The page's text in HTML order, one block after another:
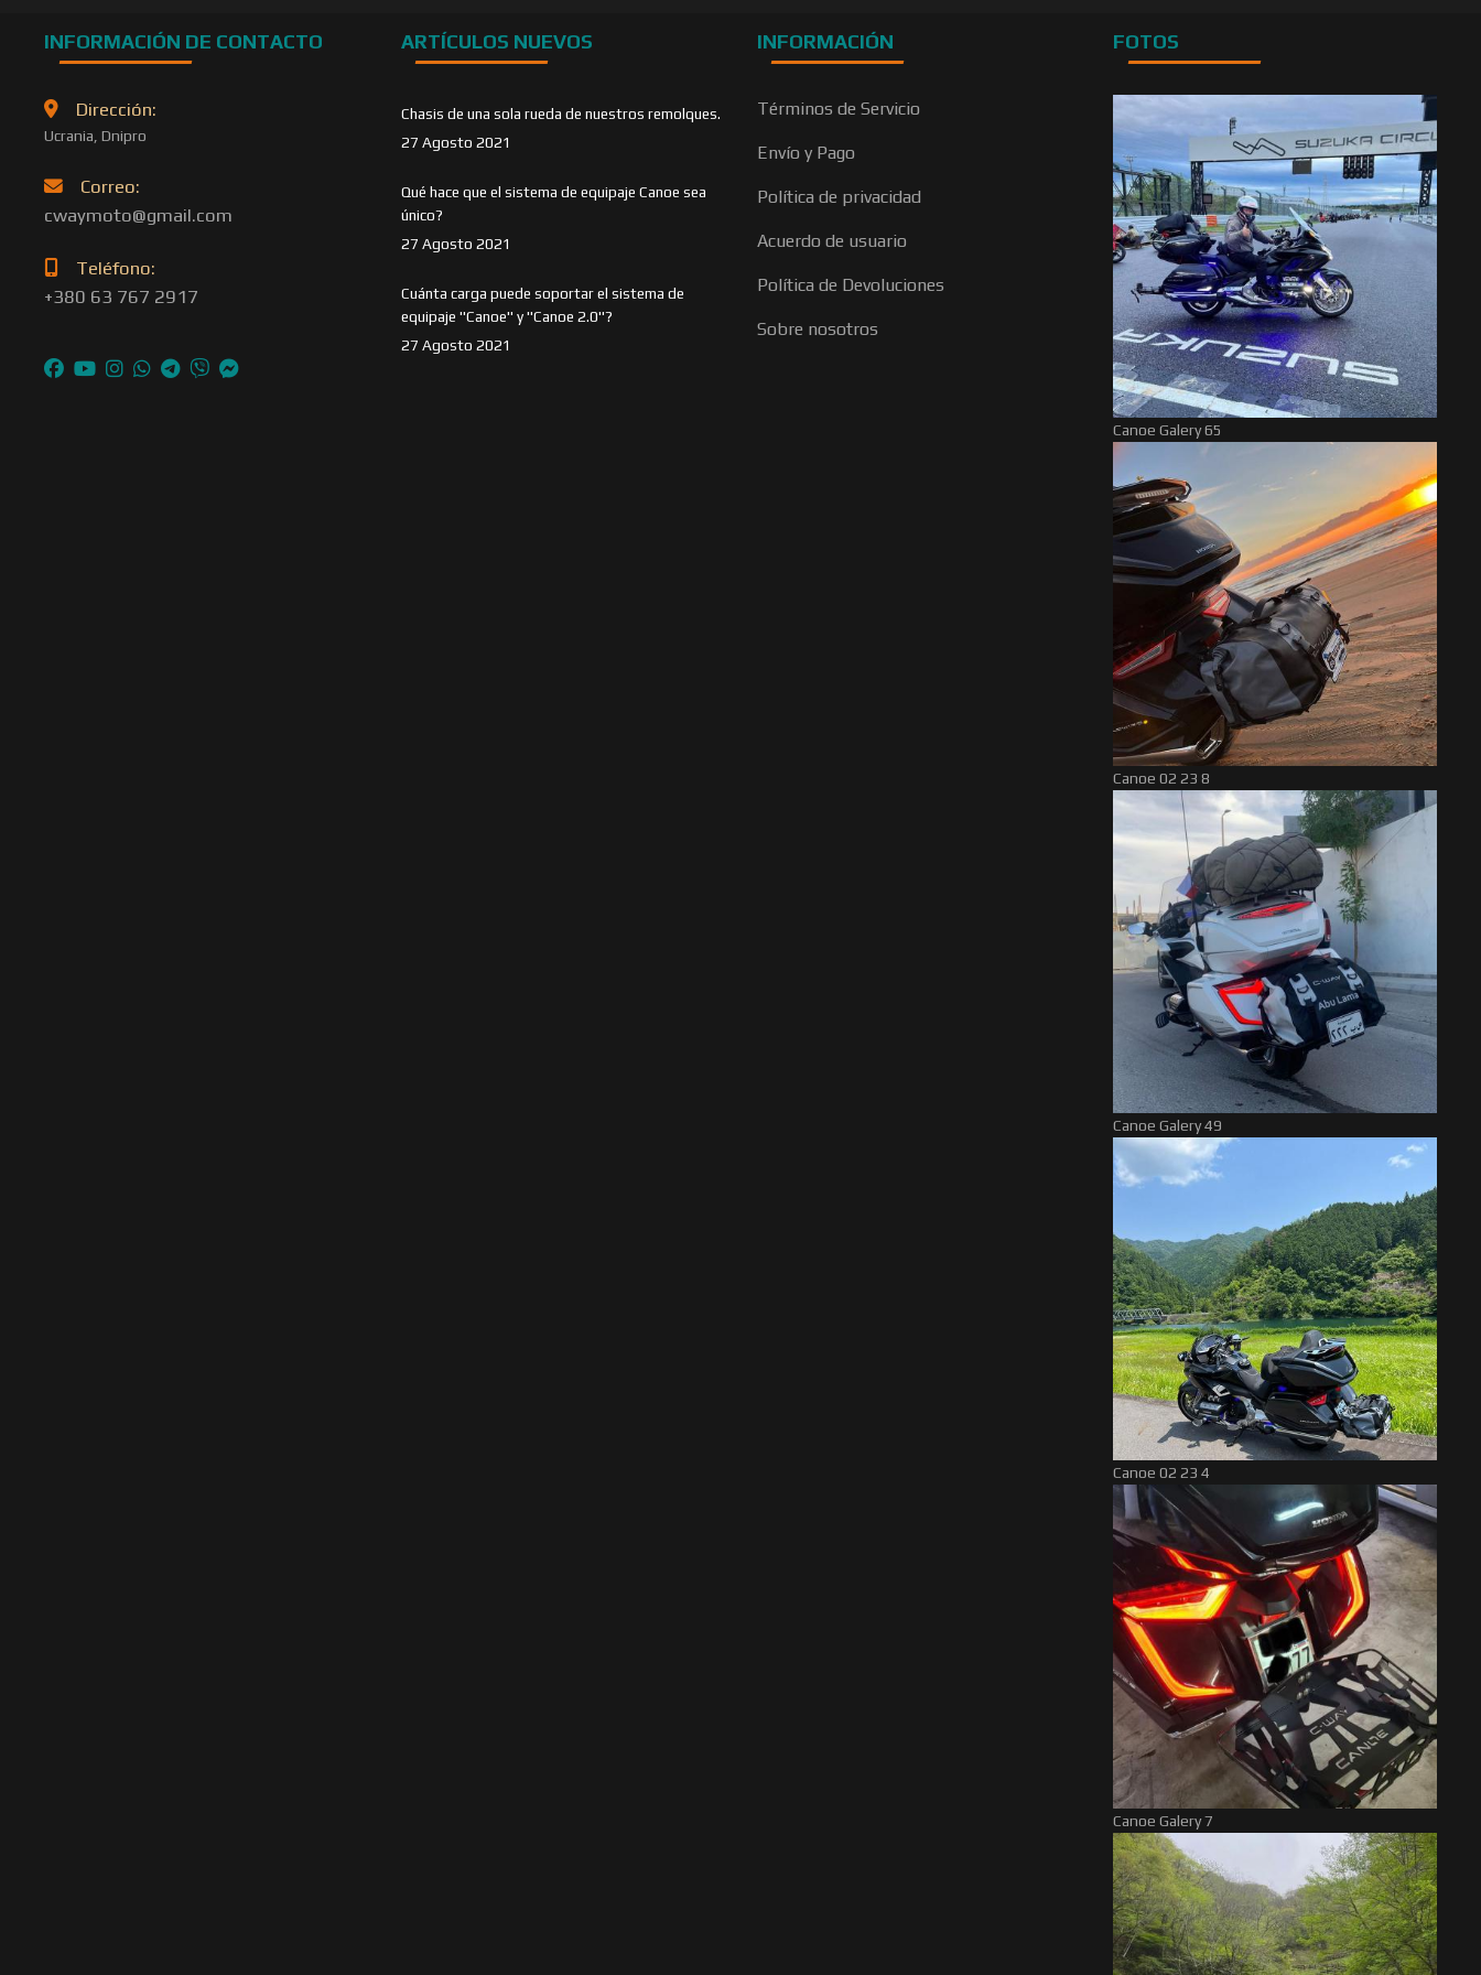
INFORMACIÓN DE CONTACTO
Dirección:
Ucrania, Dnipro
Correo:
cwaymoto@gmail.com
Teléfono:
+380 63 767 2917
ARTÍCULOS NUEVOS
Chasis de una sola rueda de nuestros remolques.
27 Agosto 2021
Qué hace que el sistema de equipaje Canoe sea
único?
27 Agosto 2021
Cuánta carga puede soportar el sistema de
equipaje "Canoe" y "Canoe 2.0"?
27 Agosto 2021
INFORMACIÓN
Términos de Servicio
Envío y Pago
Política de privacidad
Acuerdo de usuario
Política de Devoluciones
Sobre nosotros
FOTOS
Canoe Galery 65
Canoe 02 23 8
Canoe Galery 49
Canoe 02 23 4
Canoe Galery 7